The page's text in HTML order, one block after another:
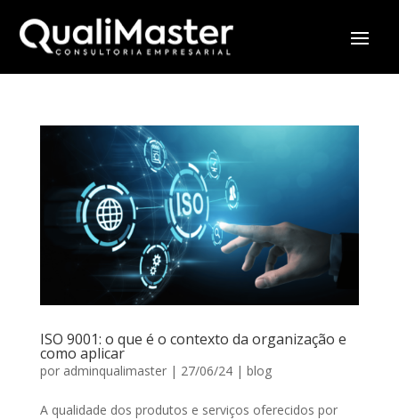
ISO 9001: o que é o contexto da organização e
como aplicar
por adminqualimaster| 27/06/24| blog
A qualidade dos produtos e serviços oferecidos por